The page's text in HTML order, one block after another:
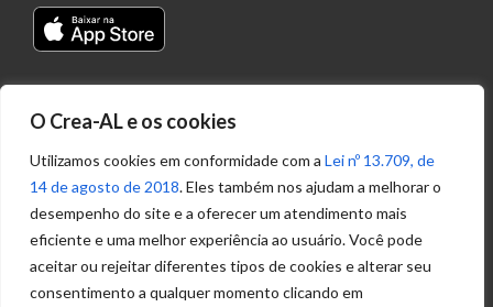
O Crea-AL e os cookies
Utilizamos cookies em conformidade com a Lei nº 13.709, de
14 de agosto de 2018. Eles também nos ajudam a melhorar o
desempenho do site e a oferecer um atendimento mais
eficiente e uma melhor experiência ao usuário. Você pode
aceitar ou rejeitar diferentes tipos de cookies e alterar seu
consentimento a qualquer momento clicando em
Transparência
Portal
Acesso à
Informação
Política de
Privacidade de